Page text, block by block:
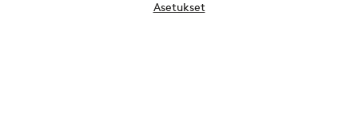
Asetukset